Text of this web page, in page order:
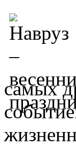
самых